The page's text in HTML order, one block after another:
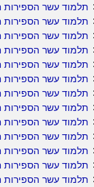
תלמוד עשר הספירות
תלמוד עשר הספירות
תלמוד עשר הספירות
תלמוד עשר הספירות
תלמוד עשר הספירות
תלמוד עשר הספירות
תלמוד עשר הספירות
תלמוד עשר הספירות
תלמוד עשר הספירות
תלמוד עשר הספירות
תלמוד עשר הספירות
תלמוד עשר הספירות
תלמוד עשר הספירות